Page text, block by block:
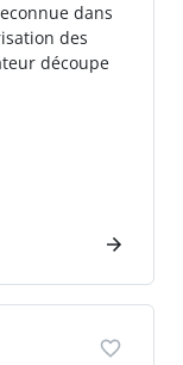
dans
des
découpe